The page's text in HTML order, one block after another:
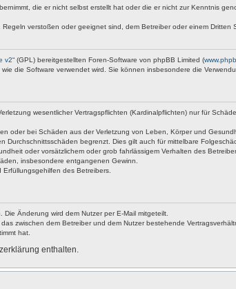
die er nicht selbst erstellt hat oder die er nicht zur Kenntnis
verstoßen oder geeignet sind, dem Betreiber oder einem Dritten
v2“ (GPL) bereitgestellten Foren-Software von phpBB Limited (
die Software verwendet wird. Sie können insbesondere die
wesentlicher Vertragspflichten (Kardinalpflichten) nur für
oder bei Schäden aus der Verletzung von Leben, Körper und
begrenzt. Dies gilt auch für mittelbare
oder vorsätzlichem oder grob fahrlässigem Verhalten des
insbesondere entgangenen Gewinn.
des Betreibers.
Änderung wird dem Nutzer per E-Mail mitgeteilt.
zwischen dem Betreiber und dem Nutzer bestehende
hat.
enthalten.